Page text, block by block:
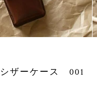
ザーケース 001